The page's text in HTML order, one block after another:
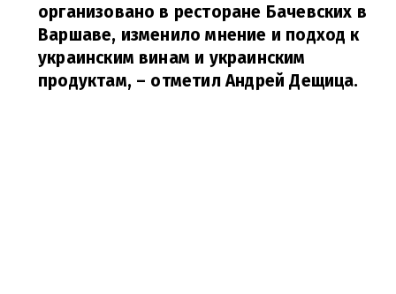
организовано в ресторане Бачевских в
Варшаве, изменило мнение и подход к
украинским винам и украинским
продуктам, – отметил Андрей Дещица.